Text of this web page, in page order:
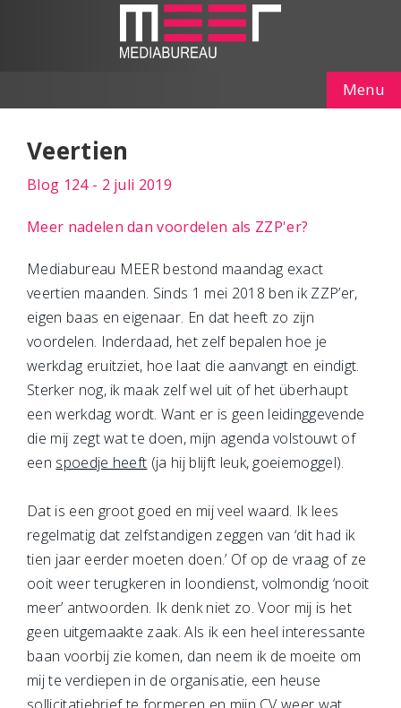
Menu
Veertien
Blog 124 - 2 juli 2019
Meer nadelen dan voordelen als ZZP'er?
Mediabureau MEER bestond maandag exact
veertien maanden. Sinds 1 mei 2018 ben ik ZZP’er,
eigen baas en eigenaar. En dat heeft zo zijn
voordelen. Inderdaad, het zelf bepalen hoe je
werkdag eruitziet, hoe laat die aanvangt en eindigt.
Sterker nog, ik maak zelf wel uit of het überhaupt
een werkdag wordt. Want er is geen leidinggevende
die mij zegt wat te doen, mijn agenda volstouwt of
een spoedje heeft (ja hij blijft leuk, goeiemoggel).
Dat is een groot goed en mij veel waard. Ik lees
regelmatig dat zelfstandigen zeggen van ‘dit had ik
tien jaar eerder moeten doen.’ Of op de vraag of ze
ooit weer terugkeren in loondienst, volmondig ‘nooit
meer’ antwoorden. Ik denk niet zo. Voor mij is het
geen uitgemaakte zaak. Als ik een heel interessante
baan voorbij zie komen, dan neem ik de moeite om
mij te verdiepen in de organisatie, een heuse